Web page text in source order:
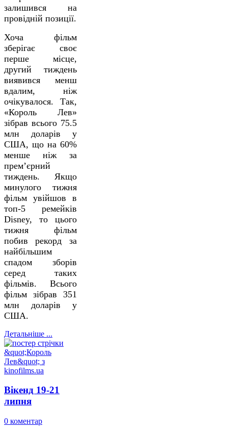
залишився на
провідній позиції.
Хоча фільм
зберігає своє
перше місце,
другий тиждень
виявився менш
вдалим, ніж
очікувалося. Так,
«Король Лев»
зібрав всього 75.5
млн доларів у
США, що на 60%
менше ніж за
прем’єрний
тиждень. Якщо
минулого тижня
фільм увійшов в
топ-5 ремейків
Disney, то цього
тижня фільм
побив рекорд за
найбільшим
спадом зборів
серед таких
фільмів. Всього
фільм зібрав 351
млн доларів у
США.
Детальніше ...
Вікенд 19-21
липня
0 коментар